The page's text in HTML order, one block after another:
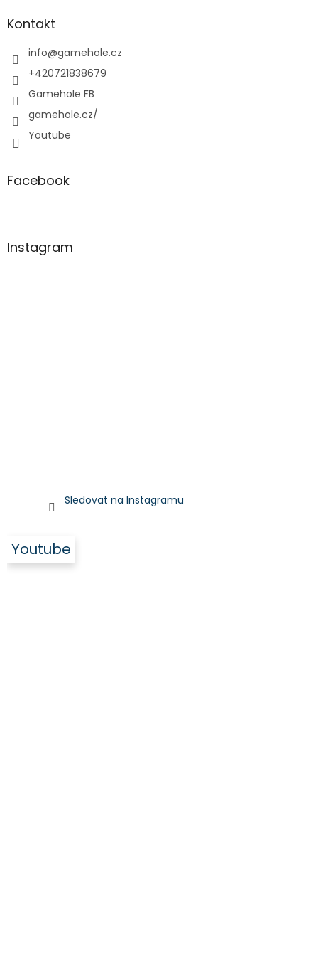
aKontakt
info@gamehole.cz
+420721838679
Gamehole FB
gamehole.cz/
Youtube
Facebook
Instagram
Sledovat na Instagramu
Youtube